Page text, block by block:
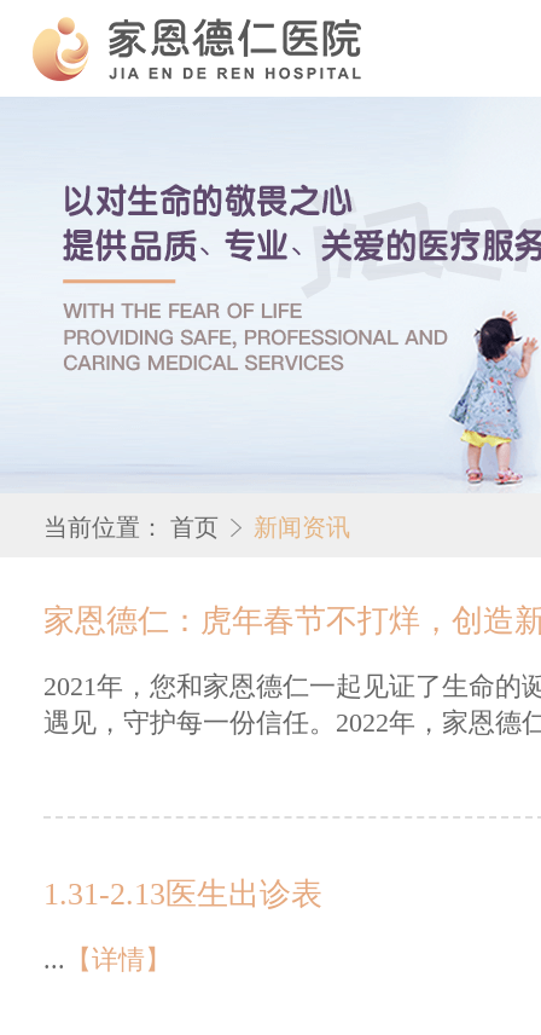
当前位置： 首页 新闻资讯
家恩德仁：虎年春节不打烊，创造
2021年，您和家恩德仁一起见证了生命
遇见，守护每一份信任。2022年，家恩德
1.31-2.13医生出诊表
... 【详情】